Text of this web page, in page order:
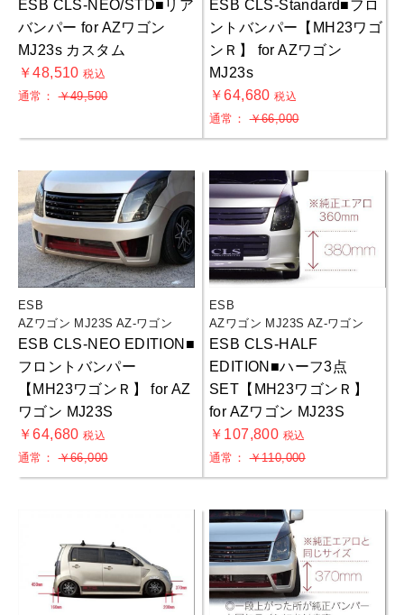
ESB CLS-NEO/STD■リア
バンパー for AZワゴン
MJ23s カスタム
￥48,510税込
通常：￥49,500
ESB CLS-Standard■フロ
ントバンパー【MH23ワゴ
ンＲ】 for AZワゴン
MJ23s
￥64,680税込
通常：￥66,000
ESB
AZワゴン MJ23S AZ-ワゴン
ESB CLS-NEO EDITION■
フロントバンパー
【MH23ワゴンＲ】 for AZ
ワゴン MJ23S
￥64,680税込
通常：￥66,000
ESB
AZワゴン MJ23S AZ-ワゴン
ESB CLS-HALF
EDITION■ハーフ3点
SET【MH23ワゴンＲ】
for AZワゴン MJ23S
￥107,800 税込
通常：￥110,000
お買物を続ける カートへ進む